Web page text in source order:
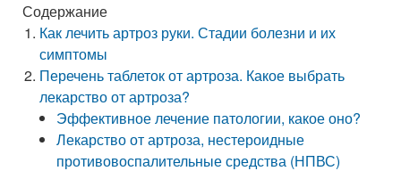
Содержание
Как лечить артроз руки. Стадии болезни и их
симптомы
Перечень таблеток от артроза. Какое выбрать
лекарство от артроза?
Эффективное лечение патологии, какое оно?
Лекарство от артроза, нестероидные
противовоспалительные средства (НПВС)